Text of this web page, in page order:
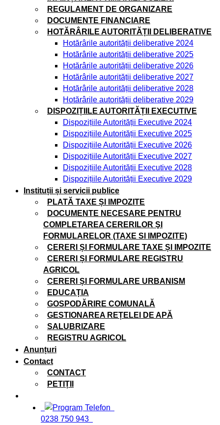
REGULAMENT DE ORGANIZARE
DOCUMENTE FINANCIARE
HOTĂRÂRILE AUTORITĂȚII DELIBERATIVE
Hotărârile autorității deliberative 2024
Hotărârile autorității deliberative 2025
Hotărârile autorității deliberative 2026
Hotărârile autorității deliberative 2027
Hotărârile autorității deliberative 2028
Hotărârile autorității deliberative 2029
DISPOZIȚIILE AUTORITĂȚII EXECUTIVE
Dispozițiile Autorității Executive 2024
Dispozițiile Autorității Executive 2025
Dispozițiile Autorității Executive 2026
Dispozițiile Autorității Executive 2027
Dispozițiile Autorității Executive 2028
Dispozițiile Autorității Executive 2029
Instituții și servicii publice
PLATĂ TAXE ȘI IMPOZITE
DOCUMENTE NECESARE PENTRU
COMPLETAREA CERERILOR ŞI
FORMULARELOR (TAXE SI IMPOZITE)
CERERI ȘI FORMULARE TAXE ȘI IMPOZITE
CERERI ȘI FORMULARE REGISTRU
AGRICOL
CERERI ȘI FORMULARE URBANISM
EDUCAȚIA
GOSPODĂRIRE COMUNALĂ
GESTIONAREA REȚELEI DE APĂ
SALUBRIZARE
REGISTRU AGRICOL
Anunțuri
Contact
CONTACT
PETIȚII
Telefon
0238 750 943